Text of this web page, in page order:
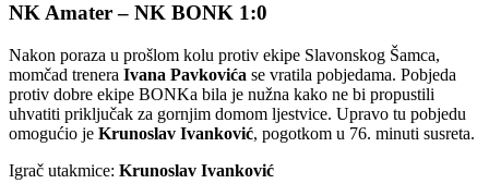
NK Amater – NK BONK 1:0
Nakon poraza u prošlom kolu protiv ekipe Slavonskog Šamca,
momčad trenera Ivana Pavkovića se vratila pobjedama. Pobjeda
protiv dobre ekipe BONKa bila je nužna kako ne bi propustili
uhvatiti priključak za gornjim domom ljestvice. Upravo tu pobjedu
omogućio je Krunoslav Ivanković, pogotkom u 76. minuti susreta.
Igrač utakmice: Krunoslav Ivanković